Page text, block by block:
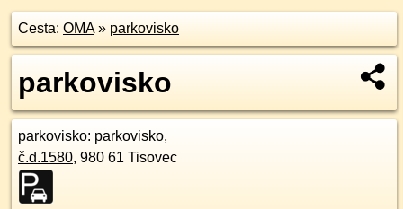
Cesta: OMA» parkovisko
parkovisko
parkovisko: parkovisko,
č.d.1580, 980 61 Tisovec